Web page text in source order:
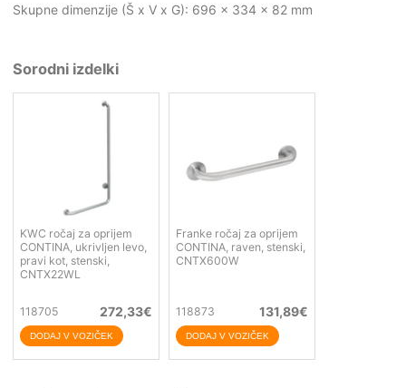
Skupne dimenzije (Š x V x G): 696 x 334 x 82 mm
Sorodni izdelki
KWC ročaj za oprijem
CONTINA, ukrivljen levo,
pravi kot, stenski,
CNTX22WL
118705 272,33€
Franke ročaj za oprijem
CONTINA, raven, stenski,
CNTX600W
118873 131,89€